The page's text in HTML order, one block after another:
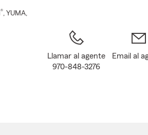
®, YUMA,
Llamar al agente
970-848-3276
Email al